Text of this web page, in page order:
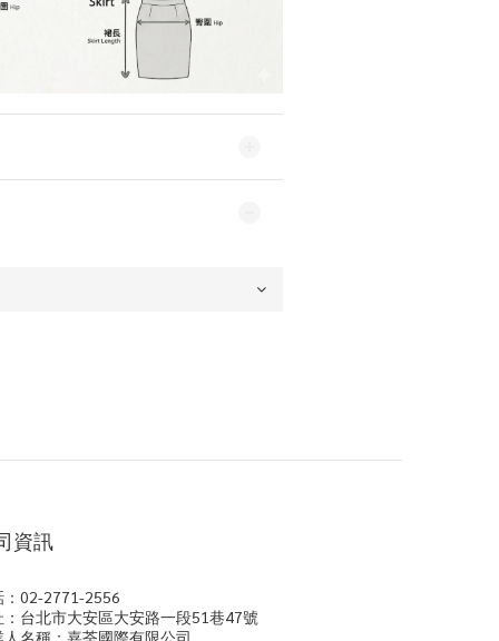
資訊
：02-2771-2556
：台北市大安區大安路一段51巷47號
人名稱：嘉荃國際有限公司